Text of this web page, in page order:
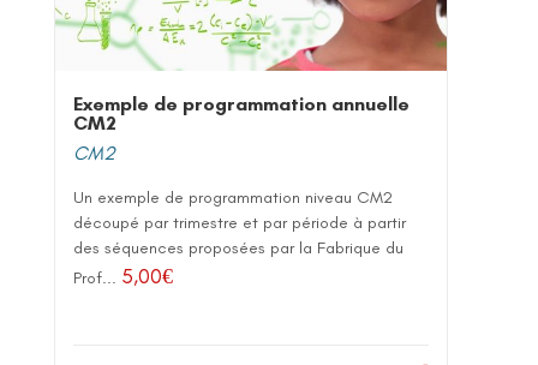
Exemple de programmation annuelle
CM2
CM2
Un exemple de programmation niveau CM2
découpé par trimestre et par période à partir
des séquences proposées par la Fabrique du
Prof... 5,00€